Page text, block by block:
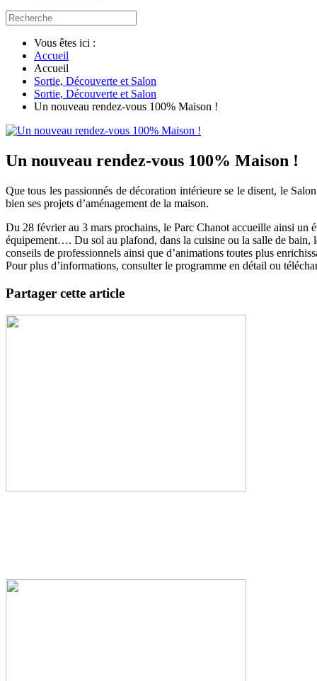
Vous êtes ici :
Accueil
Accueil
Sortie, Découverte et Salon
Sortie, Découverte et Salon
Un nouveau rendez-vous 100% Maison !
Un nouveau rendez-vous 100% Maison !
Que tous les passionnés de décoration intérieure se le disent, le
bien ses projets d’aménagement de la maison.
Du 28 février au 3 mars prochains, le Parc Chanot accueille ainsi un
équipement…. Du sol au plafond, dans la cuisine ou la salle de bain,
conseils de professionnels ainsi que d’animations toutes plus
Pour plus d’informations, consulter le programme en détail ou
Partager cette article